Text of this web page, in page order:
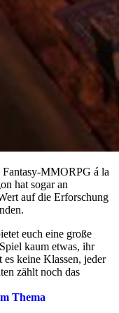
Fantasy-MMORPG á la
hat sogar an
auf die Erforschung
euch eine große
kaum etwas, ihr
keine Klassen, jeder
zählt noch das
Thema